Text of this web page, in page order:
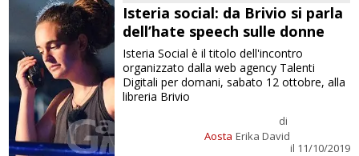
Isteria social: da Brivio si parla
dell’hate speech sulle donne
Aosta
di
Erika David
il 11/10/2019
Isteria Social è il titolo dell'incontro
organizzato dalla web agency Talenti
Digitali per domani, sabato 12 ottobre, alla
libreria Brivio